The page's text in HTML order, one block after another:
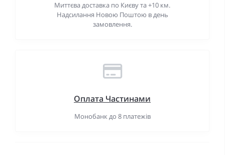
Миттєва доставка по Києву та +10 км.
Надсилання Новою Поштою в день
замовлення.
Оплата Частинами
Монобанк до 8 платежів